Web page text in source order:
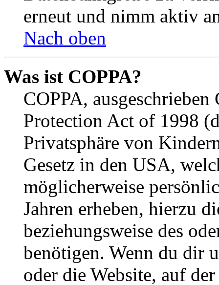
erneut und nimm aktiv
Nach oben
Was ist COPPA?
COPPA,
Protection Act of 1998
Privatsphäre von
Gesetz in den USA,
möglicherweise
Jahren erheben, hierzu
beziehungsweise des
benötigen. Wenn du dir
oder die Website, auf